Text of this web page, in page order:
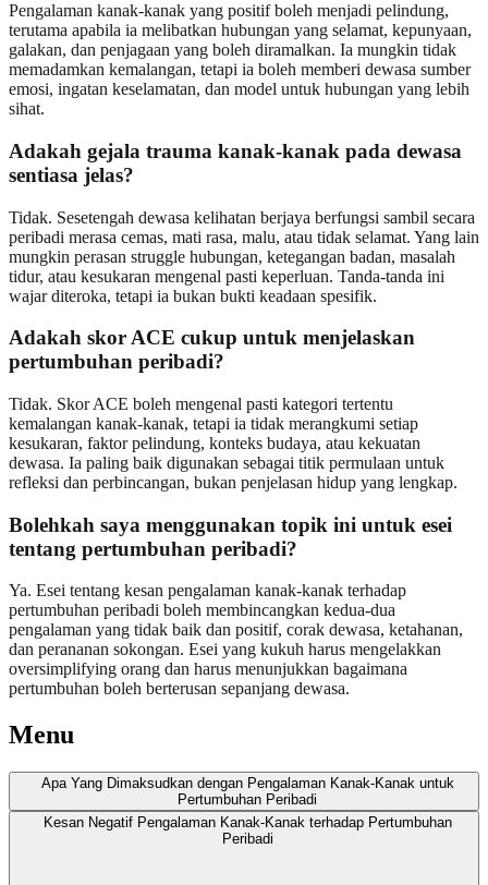
Pengalaman kanak-kanak yang positif boleh menjadi pelindung,
terutama apabila ia melibatkan hubungan yang selamat, kepunyaan,
galakan, dan penjagaan yang boleh diramalkan. Ia mungkin tidak
memadamkan kemalangan, tetapi ia boleh memberi dewasa sumber
emosi, ingatan keselamatan, dan model untuk hubungan yang lebih
sihat.
Adakah gejala trauma kanak-kanak pada dewasa
sentiasa jelas?
Tidak. Sesetengah dewasa kelihatan berjaya berfungsi sambil secara
peribadi merasa cemas, mati rasa, malu, atau tidak selamat. Yang lain
mungkin perasan struggle hubungan, ketegangan badan, masalah
tidur, atau kesukaran mengenal pasti keperluan. Tanda-tanda ini
wajar diteroka, tetapi ia bukan bukti keadaan spesifik.
Adakah skor ACE cukup untuk menjelaskan
pertumbuhan peribadi?
Tidak. Skor ACE boleh mengenal pasti kategori tertentu
kemalangan kanak-kanak, tetapi ia tidak merangkumi setiap
kesukaran, faktor pelindung, konteks budaya, atau kekuatan
dewasa. Ia paling baik digunakan sebagai titik permulaan untuk
refleksi dan perbincangan, bukan penjelasan hidup yang lengkap.
Bolehkah saya menggunakan topik ini untuk esei
tentang pertumbuhan peribadi?
Ya. Esei tentang kesan pengalaman kanak-kanak terhadap
pertumbuhan peribadi boleh membincangkan kedua-dua
pengalaman yang tidak baik dan positif, corak dewasa, ketahanan,
dan perananan sokongan. Esei yang kukuh harus mengelakkan
oversimplifying orang dan harus menunjukkan bagaimana
pertumbuhan boleh berterusan sepanjang dewasa.
Menu
Apa Yang Dimaksudkan dengan Pengalaman Kanak-Kanak untuk
Pertumbuhan Peribadi
Kesan Negatif Pengalaman Kanak-Kanak terhadap Pertumbuhan
Peribadi